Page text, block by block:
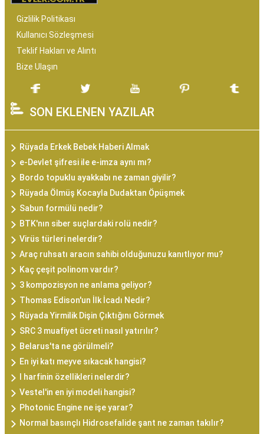
Gizlilik Politikası
Kullanıcı Sözleşmesi
Teklif Hakları ve Alıntı
Bize Ulaşın
SON EKLENEN YAZILAR
Rüyada Erkek Bebek Haberi Almak
e-Devlet şifresi ile e-imza aynı mı?
Bordo topuklu ayakkabı ne zaman giyilir?
Rüyada Ölmüş Kocayla Dudaktan Öpüşmek
Sabun formülü nedir?
BTK'nın siber suçlardaki rolü nedir?
Virüs türleri nelerdir?
Araç ruhsatı aracın sahibi olduğunuzu kanıtlıyor mu?
Kaç çeşit polinom vardır?
3 kompozisyon ne anlama geliyor?
Thomas Edison'un İlk İcadı Nedir?
Rüyada Yirmilik Dişin Çıktığını Görmek
SRC 3 muafiyet ücreti nasıl yatırılır?
Belarus'ta ne görülmeli?
En iyi katı meyve sıkacak hangisi?
I harfinin özellikleri nelerdir?
Vestel'in en iyi modeli hangisi?
Photonic Engine ne işe yarar?
Normal basınçlı Hidrosefalide şant ne zaman takılır?